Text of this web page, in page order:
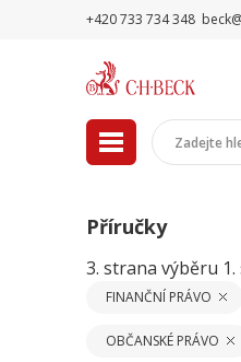
+420 733 734 348
Příručky
3. strana výběru
FINANČNÍ PRÁVO
OBČANSKÉ PRÁVO